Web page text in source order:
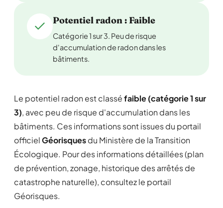
Potentiel radon : Faible
Catégorie 1 sur 3. Peu de risque
d'accumulation de radon dans les
bâtiments.
Le potentiel radon est classéfaible (catégorie 1 sur
3), avec peu de risque d'accumulation dans les
bâtiments. Ces informations sont issues du portail
officielGéorisquesdu Ministère de la Transition
Écologique. Pour des informations détaillées (plan
de prévention, zonage, historique des arrêtés de
catastrophe naturelle), consultez le portail
Géorisques.